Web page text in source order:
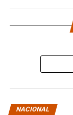
NACIONAL